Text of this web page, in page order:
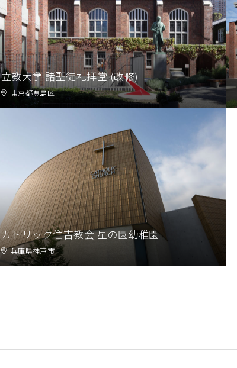
立教大学 諸聖徒礼拝堂 (改修)
東京都豊島区
カトリック住吉教会 星の園幼稚園
兵庫県神戸市